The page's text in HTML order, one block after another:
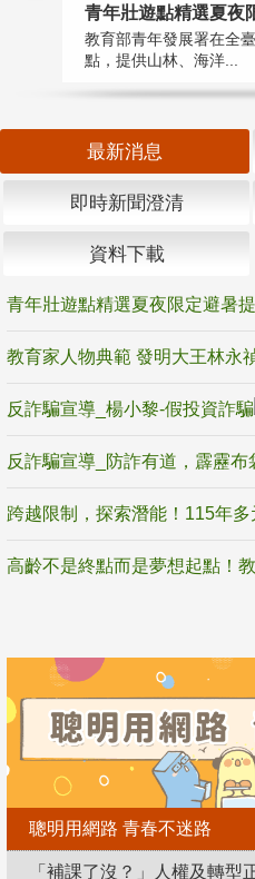
青年壯遊點精選夏夜
教育部青年發展署在全
點，提供山林、海洋...
最新消息
即時新聞澄清
資料下載
反詐騙宣導_楊小黎-假投資詐騙
聰明用網路 青春不迷路
「補課了沒？」人權及轉型